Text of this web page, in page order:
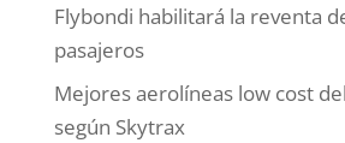
Flybondi habilitará la reventa
pasajeros
Mejores aerolíneas low cost
según Skytrax